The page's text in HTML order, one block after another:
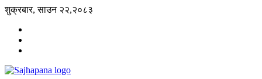
शुक्रबार, साउन २२,२०८३